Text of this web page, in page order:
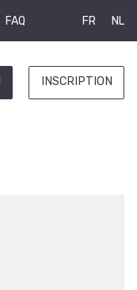
FAQ FR NL
INSCRIPTION